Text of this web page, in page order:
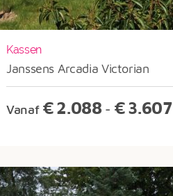
Kassen
Janssens Arcadia Victorian
Vanaf €2.088 - €3.607